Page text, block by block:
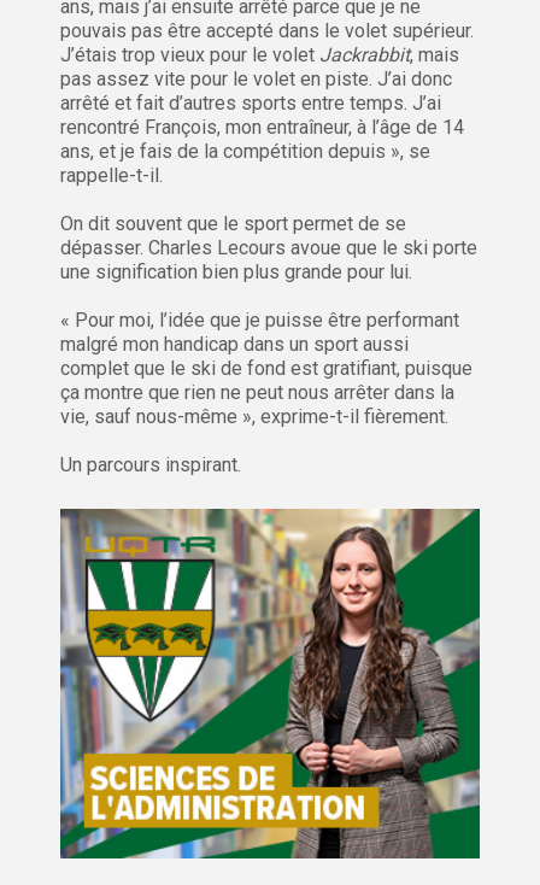
ans, mais j’ai ensuite arrêté parce que je ne
pouvais pas être accepté dans le volet supérieur.
J’étais trop vieux pour le volet Jackrabbit, mais
pas assez vite pour le volet en piste. J’ai donc
arrêté et fait d’autres sports entre temps. J’ai
rencontré François, mon entraîneur, à l’âge de 14
ans, et je fais de la compétition depuis », se
rappelle-t-il.
On dit souvent que le sport permet de se
dépasser. Charles Lecours avoue que le ski porte
une signification bien plus grande pour lui.
« Pour moi, l’idée que je puisse être performant
malgré mon handicap dans un sport aussi
complet que le ski de fond est gratifiant, puisque
ça montre que rien ne peut nous arrêter dans la
vie, sauf nous-même », exprime-t-il fièrement.
Un parcours inspirant.